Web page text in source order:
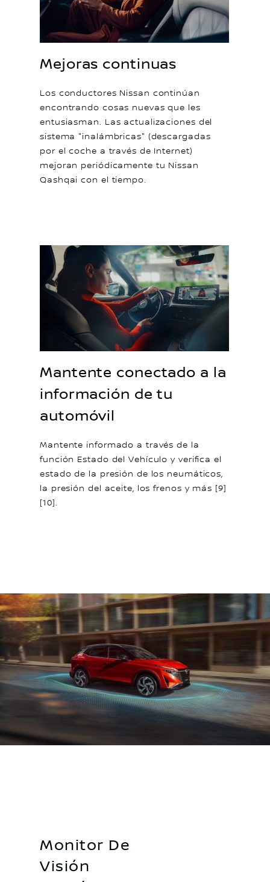
Mejoras continuas
Los conductores Nissan continúan
encontrando cosas nuevas que les
entusiasman. Las actualizaciones del
sistema "inalámbricas" (descargadas
por el coche a través de Internet)
mejoran periódicamente tu Nissan
Qashqai con el tiempo.
Mantente conectado a la
información de tu
automóvil
Mantente informado a través de la
función Estado del Vehículo y verifica el
estado de la presión de los neumáticos,
la presión del aceite, los frenos y más [9]
[10].
Monitor De
Visión